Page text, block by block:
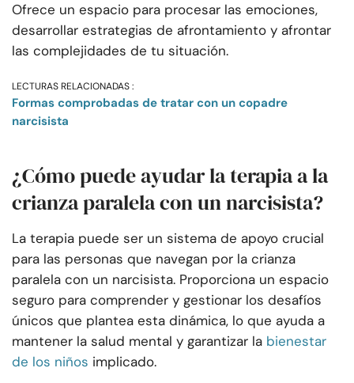
Ofrece un espacio para procesar las emociones,
desarrollar estrategias de afrontamiento y afrontar
las complejidades de tu situación.
LECTURAS RELACIONADAS :
Formas comprobadas de tratar con un copadre
narcisista
¿Cómo puede ayudar la terapia a la
crianza paralela con un narcisista?
La terapia puede ser un sistema de apoyo crucial
para las personas que navegan por la crianza
paralela con un narcisista. Proporciona un espacio
seguro para comprender y gestionar los desafíos
únicos que plantea esta dinámica, lo que ayuda a
mantener la salud mental y garantizar la bienestar
de los niños implicado.